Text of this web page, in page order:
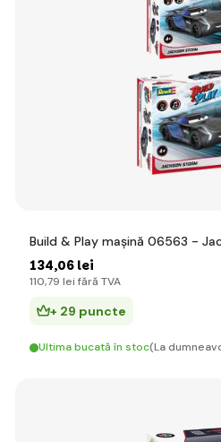
Build & Play mașină 06563 -
134,06 lei
110,79 lei fără TVA
+ 29 puncte
Ultima bucată în stoc(La